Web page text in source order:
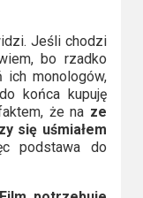
Jeśli chodzi
bo rzadko
ich monologów,
końca kupuję
że na ze
się uśmiałem
podstawa do